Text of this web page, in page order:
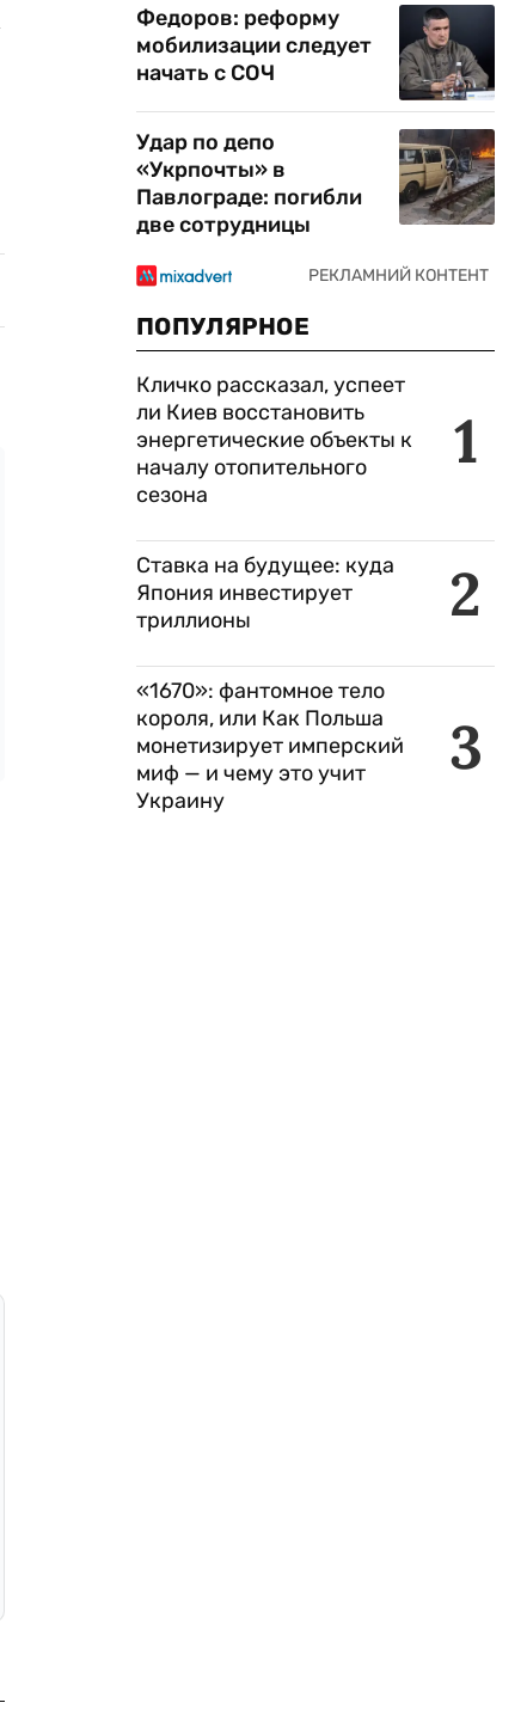
Федоров: реформу
мобилизации следует
начать с СОЧ
Удар по депо
«Укрпочты» в
Павлограде: погибли
две сотрудницы
ПОПУЛЯРНОЕ
1
Кличко рассказал, успеет
ли Киев восстановить
энергетические объекты к
началу отопительного
сезона
2
Ставка на будущее: куда
Япония инвестирует
триллионы
3
«1670»: фантомное тело
короля, или Как Польша
монетизирует имперский
миф — и чему это учит
Украину